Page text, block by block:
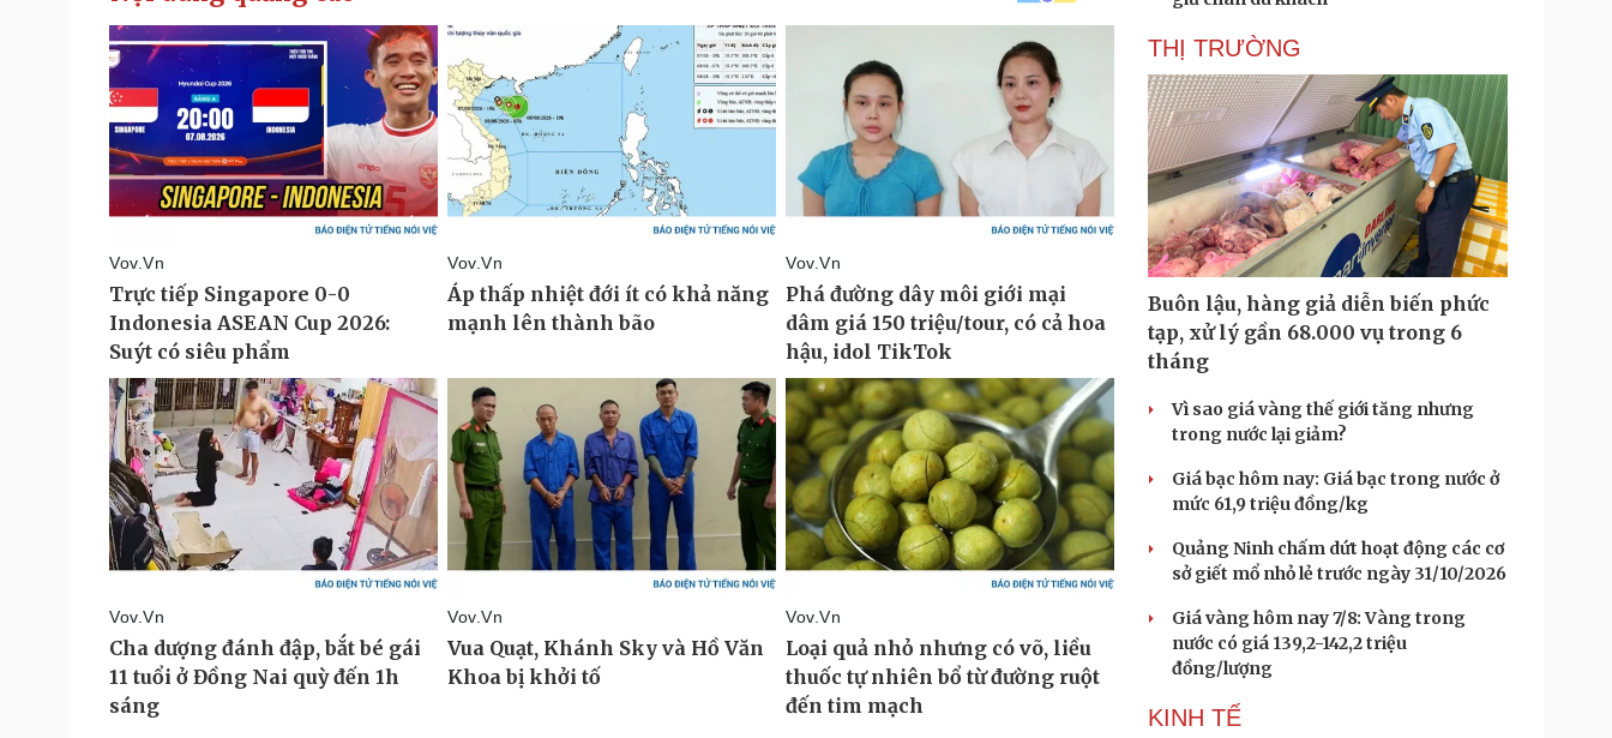
THỊ TRƯỜNG
Buôn lậu, hàng giả diễn biến phức
tạp, xử lý gần 68.000 vụ trong 6
tháng
Vì sao giá vàng thế giới tăng nhưng
trong nước lại giảm?
Giá bạc hôm nay: Giá bạc trong nước ở
mức 61,9 triệu đồng/kg
Quảng Ninh chấm dứt hoạt động các cơ
sở giết mổ nhỏ lẻ trước ngày 31/10/2026
Giá vàng hôm nay 7/8: Vàng trong
nước có giá 139,2-142,2 triệu
đồng/lượng
KINH TẾ